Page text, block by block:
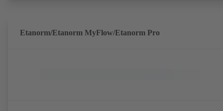
Etanorm/Etanorm MyFlow/Etanorm Pro